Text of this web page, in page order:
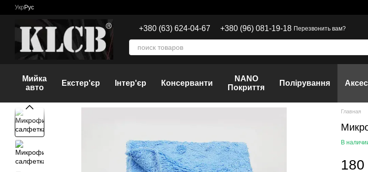
Перейти к основному контенту
Укр Рус
+380 (63) 624-04-67 +380 (96) 081-19-18 Перезвонить вам?
Мийка
авто
Екстер'єр Інтер'єр Консерванти
NANO
Покриття
Полірування
Главная
В
180